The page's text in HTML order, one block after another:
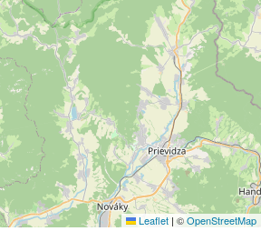
Leaflet | ©OpenStreetMap